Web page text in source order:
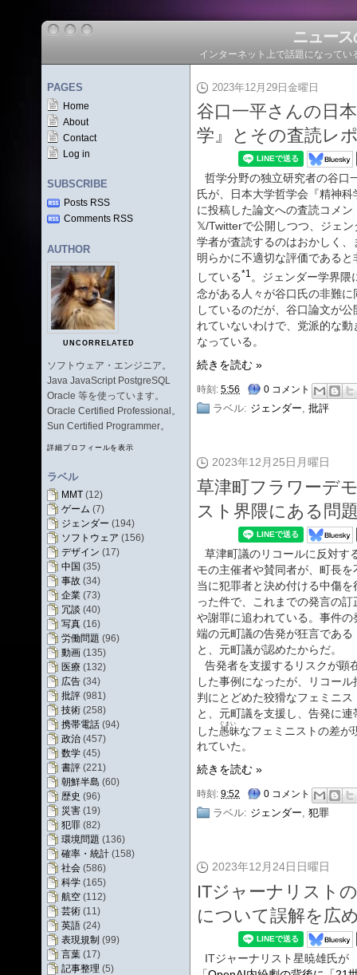
ニュー
インターネット上で話題になって
PAGES
Home
About
Contact
Log in
SUBSCRIBE
Posts RSS
Comments RSS
AUTHOR
UNCORRELATED
ソフトウェア・エンジニア。
Java JavaScript PostgreSQL
Oracle 等を使っています。
Oracle Certified Professional。
Sun Certified Programmer。
詳細プロフィールを表示
ラベル
MMT (12)
ゲーム (7)
ジェンダー (194)
ソフトウェア (156)
デザイン (17)
中国 (35)
事故 (34)
企業 (73)
冗談 (40)
写真 (16)
労働問題 (96)
動画 (135)
医療 (132)
広告 (34)
批評 (981)
技術 (258)
携帯電話 (94)
政治 (457)
数学 (45)
書評 (221)
朝鮮半島 (60)
歴史 (96)
災害 (19)
犯罪 (82)
環境問題 (136)
確率・統計 (158)
社会 (586)
科学 (165)
航空 (112)
芸術 (11)
英語 (24)
表現規制 (99)
言葉 (17)
記事整理 (5)
2023年12月29日金曜日
谷口一平さんの日
学』とその査読レ
哲学分野の独立研究者の谷口
氏が、日本大学哲学会『精神科
に投稿した論文への査読コメン
𝕏/Twitterで公開しつつ、ジェン
学者が査読するのはおかしく、
明らかに不適切な評価であると
している*1。ジェンダー学界隈
念がある人々が谷口氏の非難に
しているのだが、谷口論文が公
れていないわけで、党派的な動
なっている。
続きを読む »
時刻: 5:56 0 コメント
ラベル: ジェンダー, 批評
2023年12月25日月曜日
草津町フラワーデ
スト界隈にある問
草津町議のリコールに反対す
モの主催者や賛同者が、町長を
当に犯罪者と決め付ける中傷を
った件で、これまでの発言の訂
や謝罪に追われている。事件の
端の元町議の告発が狂言である
と、元町議が認めたからだ。
告発者を支援するリスクが顕
した事例になったが、リコール
判にとどめた狡猾なフェミニス
と、元町議を支援し、告発に連
した 愚昧
ぐまい
なフェミニストの差が
れていた。
続きを読む »
時刻: 9:52 0 コメント
ラベル: ジェンダー, 犯罪
2023年12月24日日曜日
ITジャーナリスト
について誤解を広
ITジャーナリスト星暁雄氏が